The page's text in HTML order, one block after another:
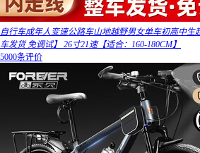
自行车成年人变速公路车山地越野男女单车初高中生
车发货 免调试】 26寸21速【适合：160-180CM】
5000条评价